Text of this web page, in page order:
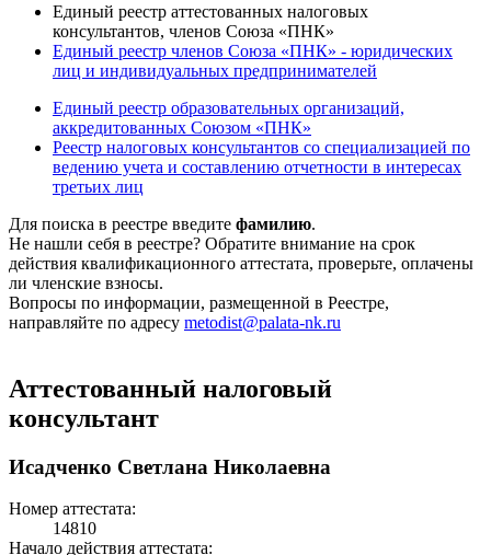
Единый реестр аттестованных налоговых
консультантов, членов Союза «ПНК»
Единый реестр членов Союза «ПНК» - юридических
лиц и индивидуальных предпринимателей
Единый реестр образовательных организаций,
аккредитованных Союзом «ПНК»
Реестр налоговых консультантов со специализацией по
ведению учета и составлению отчетности в интересах
третьих лиц
Для поиска в реестре введите фамилию.
Не нашли себя в реестре? Обратите внимание на срок
действия квалификационного аттестата, проверьте, оплачены
ли членские взносы.
Вопросы по информации, размещенной в Реестре,
направляйте по адресу metodist@palata-nk.ru
Аттестованный налоговый
консультант
Исадченко Светлана Николаевна
Номер аттестата:
14810
Начало действия аттестата: